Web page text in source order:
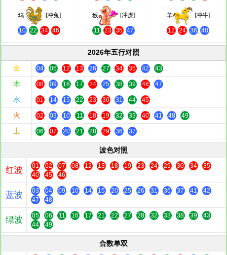
鸡 [冲兔]
10 22 34 46
猴 [冲虎]
11 23 35 47
羊 [冲牛]
12 24 36 48
2026年五行对照
金
04 05 12 13 26 27 34 35 42 43
木 08 09 16 17 24 25 38 39 46 47
水 01 14 15 22 23 30 31 44 45
火 02 03 10 11 18 19 32 33 40 41 48 49
土 06 07 20 21 28 29 36 37
波色对照
红波 01 02 07 08 12 13 18 19 23 24 29 30 34
35
40
45 46
蓝波 03 04 09 10 14 15 20 25 26 31 36 37 41
42
47
48
绿波 05 06 11 16 17 21 22 27 28 32 33 38 39
43
44
49
合数单双